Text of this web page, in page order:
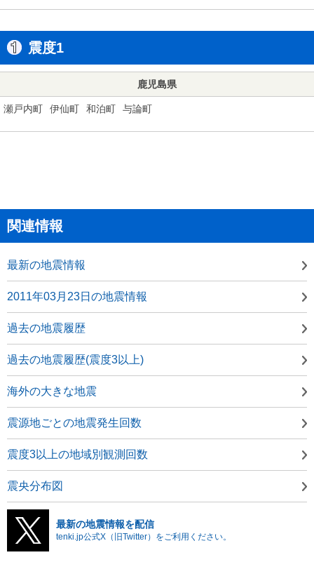
震度1
鹿児島県
瀬戸内町 伊仙町 和泊町 与論町
関連情報
最新の地震情報
2011年03月23日の地震情報
過去の地震履歴
過去の地震履歴(震度3以上)
海外の大きな地震
震源地ごとの地震発生回数
震度3以上の地域別観測回数
震央分布図
最新の地震情報を配信
tenki.jp公式X（旧Twitter）をご利用ください。